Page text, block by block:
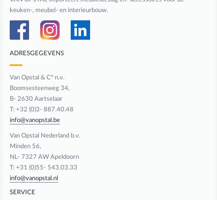
keuken-, meubel- en interieurbouw.
ADRESGEGEVENS
Van Opstal & C° n.v.
Boomsesteenweg 34,
B- 2630 Aartselaar
T: +32 (0)3- 887.40.48
info@vanopstal.be
Van Opstal Nederland b.v.
Minden 56,
NL- 7327 AW Apeldoorn
T: +31 (0)55- 543.03.33
info@vanopstal.nl
SERVICE